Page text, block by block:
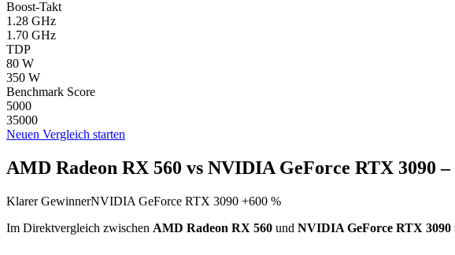
Boost-Takt
1.28 GHz
1.70 GHz
TDP
80 W
350 W
Benchmark Score
5000
35000
Neuen Vergleich starten
AMD Radeon RX 560 vs NVIDIA GeForce RTX 3090
Klarer GewinnerNVIDIA GeForce RTX 3090 +600 %
Im Direktvergleich zwischen AMD Radeon RX 560 und NVIDIA GeForce RTX 3090